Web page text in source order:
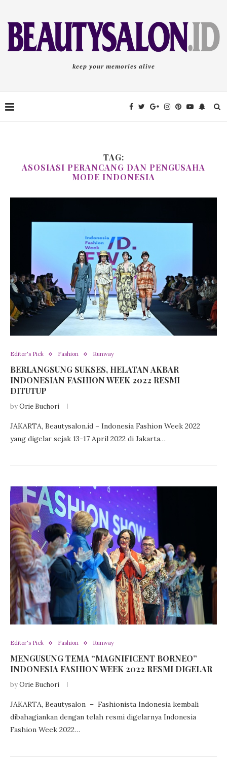
keep your memories alive
TAG:
ASOSIASI PERANCANG DAN PENGUSAHA
MODE INDONESIA
Editor's Pick Fashion Runway
BERLANGSUNG SUKSES, HELATAN AKBAR
INDONESIAN FASHION WEEK 2022 RESMI
DITUTUP
byOrie Buchori
JAKARTA, Beautysalon.id – Indonesia Fashion Week 2022
yang digelar sejak 13-17 April 2022 di Jakarta…
Editor's Pick Fashion Runway
MENGUSUNG TEMA “MAGNIFICENT BORNEO”
INDONESIA FASHION WEEK 2022 RESMI DIGELAR
byOrie Buchori
JAKARTA, Beautysalon – Fashionista Indonesia kembali
dibahagiankan dengan telah resmi digelarnya Indonesia
Fashion Week 2022…